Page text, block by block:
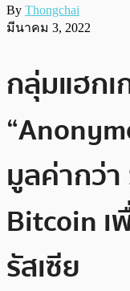
By Thongchai
มีนาคม 3, 2022
กลุ่มแฮก
มูลค่ากว่า
Bitcoin
รัสเซีย